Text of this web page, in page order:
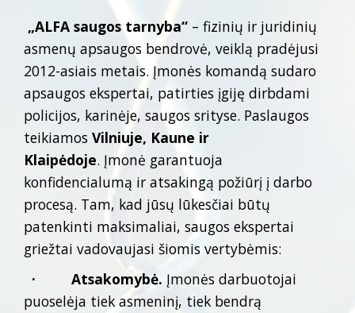
„ALFA saugos tarnyba“ – fizinių ir juridinių
asmenų apsaugos bendrovė, veiklą pradėjusi
2012-asiais metais. Įmonės komandą sudaro
apsaugos ekspertai, patirties įgiję dirbdami
policijos, karinėje, saugos srityse. Paslaugos
teikiamos Vilniuje, Kaune ir
Klaipėdoje. Įmonė garantuoja
konfidencialumą ir atsakingą požiūrį į darbo
procesą. Tam, kad jūsų lūkesčiai būtų
patenkinti maksimaliai, saugos ekspertai
griežtai vadovaujasi šiomis vertybėmis:
· Atsakomybė. Įmonės darbuotojai
puoselėja tiek asmeninį, tiek bendrą